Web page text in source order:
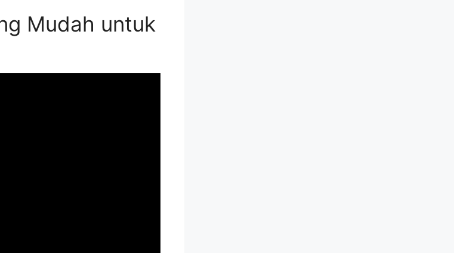
Mudah untuk